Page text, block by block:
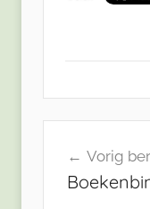
navigatie
Vorig